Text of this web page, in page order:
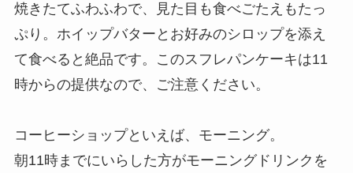
焼きたてふわふわで、見た目も食べごたえもたっ
ぷり。ホイップバターとお好みのシロップを添え
て食べると絶品です。このスフレパンケーキは11
時からの提供なので、ご注意ください。
コーヒーショップといえば、モーニング。
朝11時までにいらした方がモーニングドリンクを